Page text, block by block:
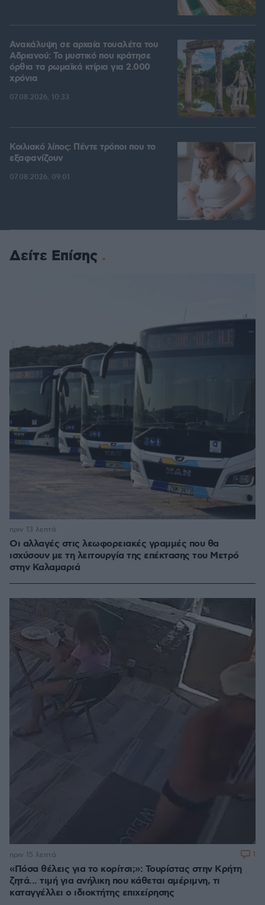
Ανακάλυψη σε αρχαία τουαλέτα του
Αδριανού: Το μυστικό που κράτησε
όρθια τα ρωμαϊκά κτίρια για 2.000
χρόνια
07.08.2026, 10:33
Κοιλιακό λίπος: Πέντε τρόποι που το
εξαφανίζουν
07.08.2026, 09:01
Δείτε Επίσης
Οι αλλαγές στις λεωφορειακές γραμμές που θα
ισχύσουν με τη λειτουργία της επέκτασης του Μετρό
στην Καλαμαριά
πριν 13 λεπτά
«Πόσα θέλεις για το κορίτσι;»: Τουρίστας στην Κρήτη
ζητά... τιμή για ανήλικη που κάθεται αμέριμνη, τι
καταγγέλλει ο ιδιοκτήτης επιχείρησης
πριν 15 λεπτά 1